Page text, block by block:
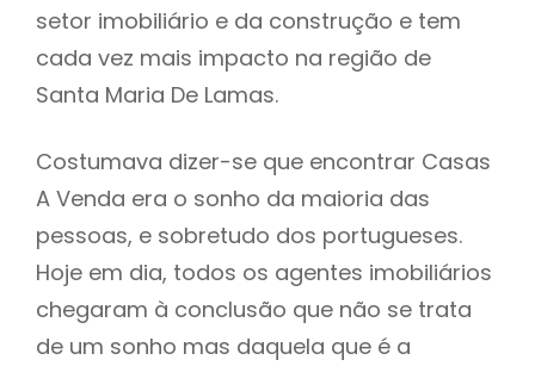
setor imobiliário e da construção e tem
cada vez mais impacto na região de
Santa Maria De Lamas.
Costumava dizer-se que encontrar Casas
A Venda era o sonho da maioria das
pessoas, e sobretudo dos portugueses.
Hoje em dia, todos os agentes imobiliários
chegaram à conclusão que não se trata
de um sonho mas daquela que é a